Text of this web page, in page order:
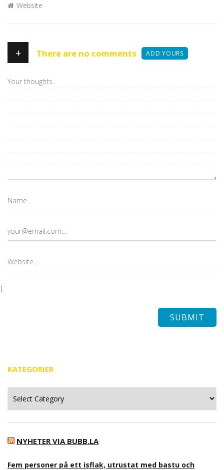
Website
+ There are no comments ADD YOURS
KATEGORIER
NYHETER VIA BUBB.LA
Fem personer på ett isflak, utrustat med bastu och